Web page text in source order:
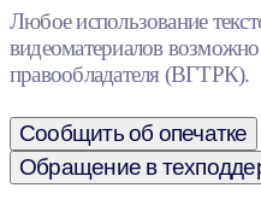
Любое использование
видеоматериалов возможно
правообладателя (ВГТРК).
Сообщить об опечатке
Обращение в